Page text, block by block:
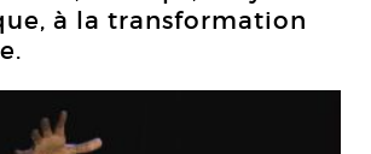
à la transformation